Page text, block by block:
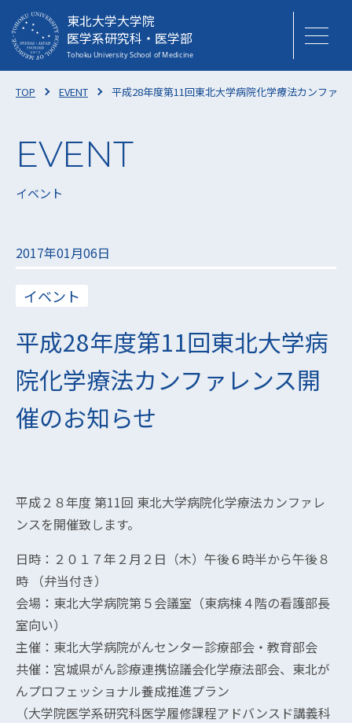
東北大学大学院
医学系研究科・医学部
TOP EVENT 平成28年度第11回東北大学病院化学療法カンファ
イベント
2017年01月06日
イベント
平成28年度第11回東北大学病
院化学療法カンファレンス開
催のお知らせ
平成２８年度 第11回 東北大学病院化学療法カンファレ
ンスを開催致します。
日時：２０１７年２月２日（木）午後６時半から午後８
時 （弁当付き）
会場：東北大学病院第５会議室（東病棟４階の看護部長
室向い）
主催：東北大学病院がんセンター診療部会・教育部会
共催：宮城県がん診療連携協議会化学療法部会、東北が
んプロフェッショナル養成推進プラン
（大学院医学系研究科医学履修課程アドバンスド講義科